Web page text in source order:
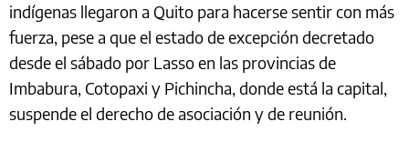
indígenas llegaron a Quito para hacerse sentir con más
fuerza, pese a que el estado de excepción decretado
desde el sábado por Lasso en las provincias de
Imbabura, Cotopaxi y Pichincha, donde está la capital,
suspende el derecho de asociación y de reunión.